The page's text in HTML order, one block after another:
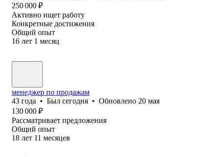
250 000 ₽
Активно ищет работу
Конкретные достижения
Общий опыт
16 лет 1 месяц
менеджер по продажам
43 года • Был сегодня • Обновлено 20 мая
130 000 ₽
Рассматривает предложения
Общий опыт
18 лет 11 месяцев